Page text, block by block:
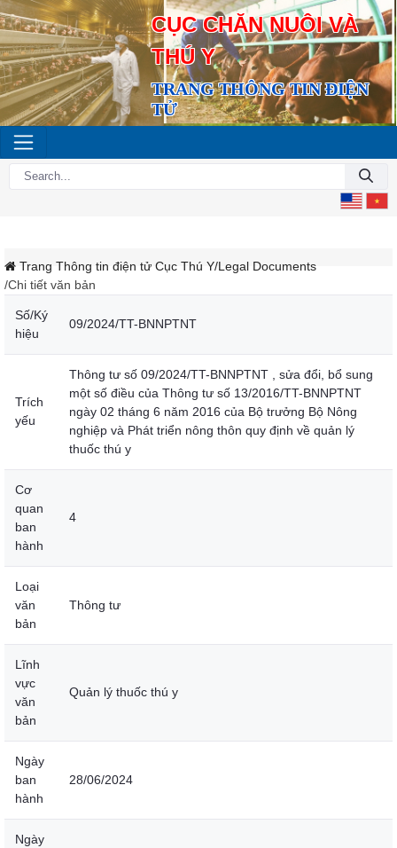
CỤC CHĂN NUÔI VÀ
THÚ Y
TRANG THÔNG TIN ĐIỆN
TỬ
Trang Thông tin điện tử Cục Thú Y/Legal Documents
/Chi tiết văn bản
Số/Ký
hiệu
09/2024/TT-BNNPTNT
Trích
yếu
Thông tư số 09/2024/TT-BNNPTNT , sửa đổi, bổ sung
một số điều của Thông tư số 13/2016/TT-BNNPTNT
ngày 02 tháng 6 năm 2016 của Bộ trưởng Bộ Nông
nghiệp và Phát triển nông thôn quy định về quản lý
thuốc thú y
Cơ
quan
ban
hành
4
Loại
văn
bản
Thông tư
Lĩnh
vực
văn
bản
Quản lý thuốc thú y
Ngày
ban
hành
28/06/2024
Ngày